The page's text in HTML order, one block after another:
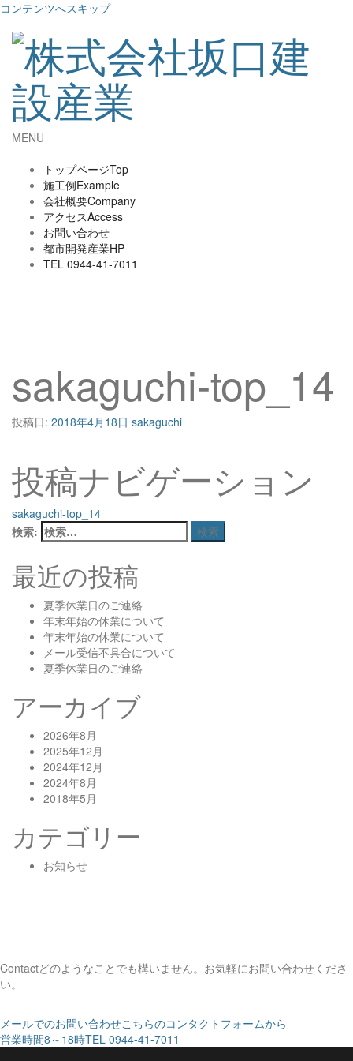
コンテンツへスキップ
MENU
トップページTop
施工例Example
会社概要Company
アクセスAccess
お問い合わせ
都市開発産業HP
TEL 0944-41-7011
sakaguchi-top_14
投稿日: 2018年4月18日 sakaguchi
投稿ナビゲーション
sakaguchi-top_14
検索:
最近の投稿
夏季休業日のご連絡
年末年始の休業について
年末年始の休業について
メール受信不具合について
夏季休業日のご連絡
アーカイブ
2026年8月
2025年12月
2024年12月
2024年8月
2018年5月
カテゴリー
お知らせ
Contactどのようなことでも構いません。お気軽にお問い合わせくださ
い。
メールでのお問い合わせこちらのコンタクトフォームから
営業時間8～18時TEL 0944-41-7011